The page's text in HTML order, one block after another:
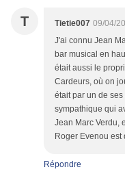
T Tietie007 09/04/
J'ai connu Jean
bar musical en
était aussi le
Cardeurs, où on
était par un de
sympathique qui
Jean Marc Verdu,
Roger Evenou
Répondre